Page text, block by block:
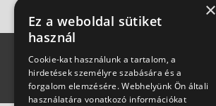
×
Ez a weboldal sütiket
használ
Cookie-kat használunk a tartalom, a
hirdetések személyre szabására és a
forgalom elemzésére. Webhelyünk Ön általi
használatára vonatkozó információkat